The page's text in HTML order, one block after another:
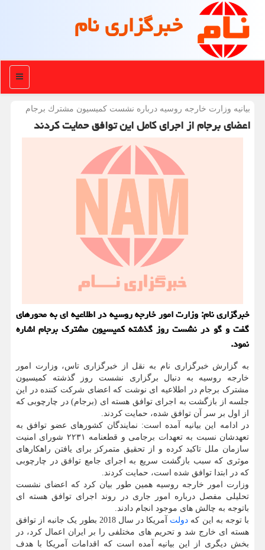
خبرگزاری نام
منو
بیانیه وزارت خارجه روسیه درباره نشست كمیسیون مشترك برجام
اعضای برجام از اجرای كامل این توافق حمایت كردند
خبرگزاری نام: وزارت امور خارجه روسیه در اطلاعیه ای به محورهای
گفت و گو در نشست روز گذشته کمیسیون مشترک برجام اشاره
نمود.
به گزارش خبرگزاری نام به نقل از خبرگزاری تاس، وزارت امور
خارجه روسیه به دنبال برگزاری نشست روز گذشته کمیسیون
مشترک برجام در اطلاعیه ای نوشت که اعضای شرکت کننده در این
جلسه از بازگشت به اجرای توافق هسته ای (برجام) در چارچوبی که
از اول بر سر آن توافق شده، حمایت کردند.
در ادامه این بیانیه آمده است: نمایندگان کشورهای عضو توافق به
تعهدشان نسبت به تعهدات برجامی و قطعنامه ۲۲۳۱ شورای امنیت
سازمان ملل تاکید کرده و از تحقیق متمرکز برای یافتن راهکارهای
موثری که سبب بازگشت سریع به اجرای جامع توافق در چارچوبی
که در ابتدا توافق شده است، حمایت کردند.
وزارت امور خارجه روسیه همین طور بیان کرد که اعضای نشست
تحلیلی مفصل درباره امور جاری در روند اجرای توافق هسته ای
باتوجه به چالش های موجود انجام دادند.
با توجه به این که دولت
آمریکا در سال 2018 بطور یک جانبه از توافق
هسته ای خارج شد و تحریم های مختلفی را بر ایران اعمال کرد، در
بخش دیگری از این بیانیه آمده است که اقدامات آمریکا با هدف